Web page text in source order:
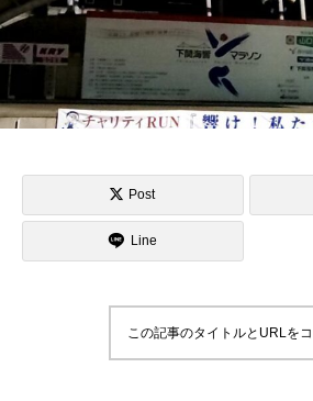
Post
Line
この記事のタイトルとURLを